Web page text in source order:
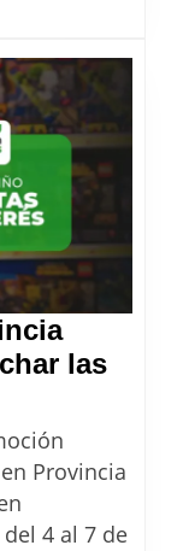
rural
con
el
aumento
de
agosto
2026
las
Provincia
4 al 7 de